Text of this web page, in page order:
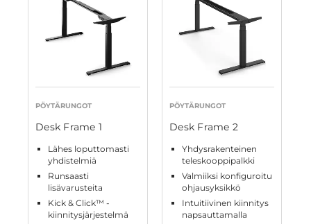
PÖYTÄRUNGOT
Desk Frame 1
Lähes loputtomasti
yhdistelmiä
Runsaasti
lisävarusteita
Kick & Click™ -
kiinnitysjärjestelmä
PÖYTÄRUNGOT
Desk Frame 2
Yhdysrakenteinen
teleskooppipalkki
Valmiiksi konfiguroitu
ohjausyksikkö
Intuitiivinen kiinnitys
napsauttamalla